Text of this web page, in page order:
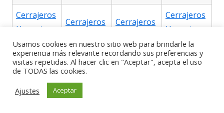
Cerrajeros
Urgentes
Villanueva
de
Argecilla
Cerrajeros
Villanueva
de la Torre
Cerrajeros
Villares de
Jadraque
Cerrajeros
Urgentes
Villaseca
de
Cerrajeros
Cerrajeros
Usamos cookies en nuestro sitio web para brindarle la
experiencia más relevante recordando sus preferencias y
visitas repetidas. Al hacer clic en "Aceptar", acepta el uso
de TODAS las cookies.
Ajustes
Aceptar